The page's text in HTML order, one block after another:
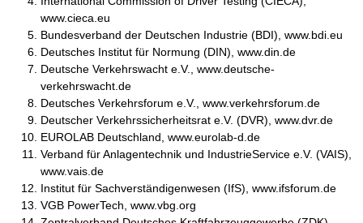
www.cieca.eu
Bundesverband der Deutschen Industrie (BDI), www.bdi.eu
Deutsches Institut für Normung (DIN), www.din.de
Deutsche Verkehrswacht e.V., www.deutsche-
verkehrswacht.de
Deutsches Verkehrsforum e.V., www.verkehrsforum.de
Deutscher Verkehrssicherheitsrat e.V. (DVR), www.dvr.de
EUROLAB Deutschland, www.eurolab-d.de
Verband für Anlagentechnik und IndustrieService e.V. (VAIS),
www.vais.de
Institut für Sachverständigenwesen (IfS), www.ifsforum.de
VGB PowerTech, www.vbg.org